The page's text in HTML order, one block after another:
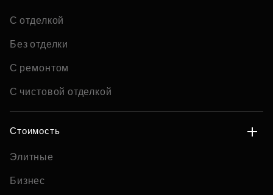
С отделкой
Без отделки
С ремонтом
С чистовой отделкой
Стоимость
Элитные
Бизнес